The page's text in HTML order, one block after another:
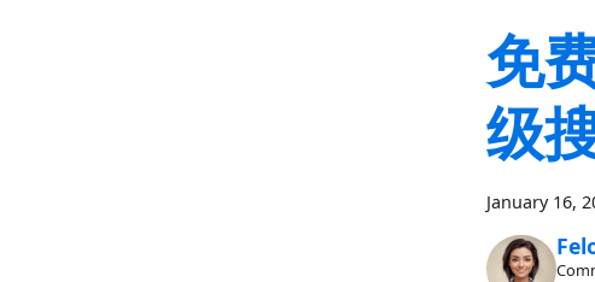
免
级
January 16,